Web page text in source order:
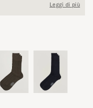
Leggi di più